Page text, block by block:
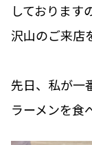
しております
沢山のご来店
先日、私が一
ラーメンを食